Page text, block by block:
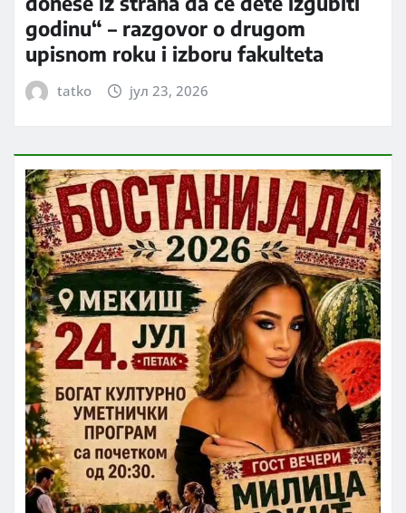
godinu“ – razgovor o drugom
upisnom roku i izboru fakulteta
tatko јул 23, 2026